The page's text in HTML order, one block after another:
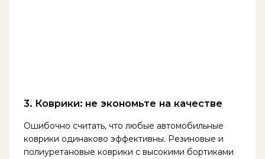
3. Коврики: не экономьте на качестве
Ошибочно считать, что любые автомобильные
коврики одинаково эффективны. Резиновые и
полиуретановые коврики с высокими бортиками